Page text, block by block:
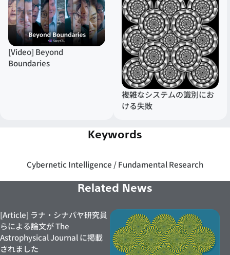
[Video] Beyond
Boundaries
複雑なシステムの識別にお
ける失敗
Keywords
Cybernetic Intelligence Fundamental Research
Related News
[Article] ラナ・シナパヤ研究員
らによる論文が The
Astrophysical Journal に掲載
されました